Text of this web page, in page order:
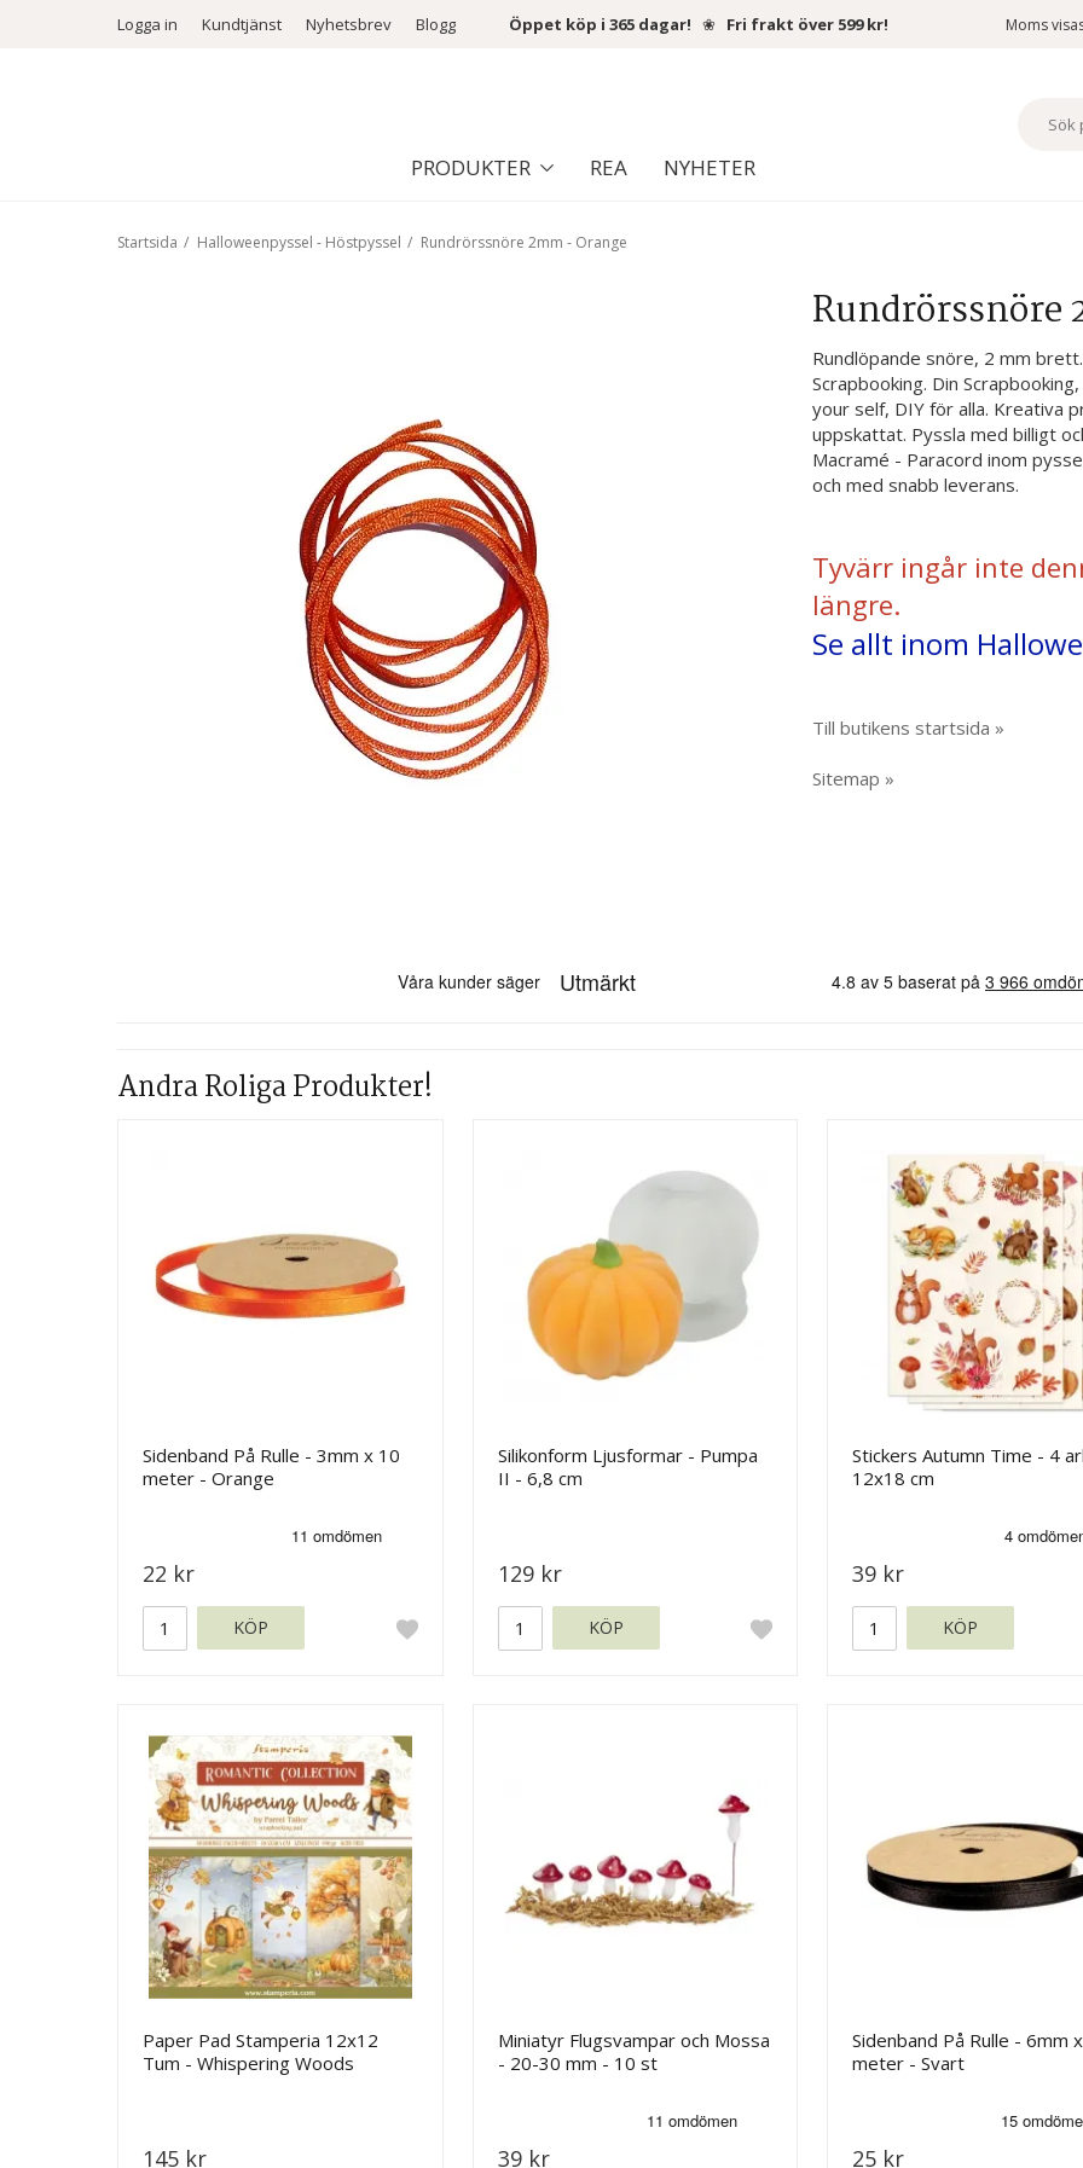
Logga in Kundtjänst Nyhetsbrev Blogg Öppet köp i 365 dagar! ❀ Fri frakt över 599 kr! Moms
PRODUKTER REA NYHETER
Startsida / Halloweenpyssel - Höstpyssel / Rundrörssnöre 2mm - Orange
Rundrörssnöre
Rundlöpande snöre, 2 mm
Scrapbooking. Din
your self, DIY för alla. Kreativa
uppskattat. Pyssla med billigt
Macramé - Paracord inom
och med snabb leverans.
Tyvärr ingår inte
längre.
Se allt inom
Till butikens startsida »
Sitemap »
Andra Roliga Produkter!
Sidenband På Rulle - 3mm x 10
meter - Orange
22 kr
KÖP
Silikonform Ljusformar - Pumpa
II - 6,8 cm
129 kr
KÖP
Stickers Autumn Time - 4
12x18 cm
39 kr
KÖP
Paper Pad Stamperia 12x12
Tum - Whispering Woods
145 kr
Miniatyr Flugsvampar och Mossa
- 20-30 mm - 10 st
39 kr
Sidenband På Rulle - 6mm
meter - Svart
25 kr